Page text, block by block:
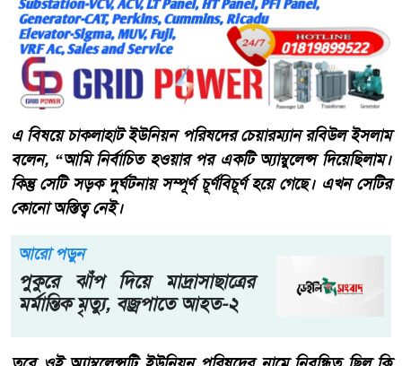
এ বিষয়ে চাকলাহাট ইউনিয়ন পরিষদের চেয়ারম্যান রবিউল ইসলাম
বলেন, “আমি নির্বাচিত হওয়ার পর একটি অ্যাম্বুলেন্স দিয়েছিলাম।
কিন্তু সেটি সড়ক দুর্ঘটনায় সম্পূর্ণ চূর্ণবিচূর্ণ হয়ে গেছে। এখন সেটির
কোনো অস্তিত্ব নেই।
আরো পড়ুন
পুকুরে ঝাঁপ দিয়ে মাদ্রাসাছাত্রের
মর্মান্তিক মৃত্যু, বজ্রপাতে আহত-২